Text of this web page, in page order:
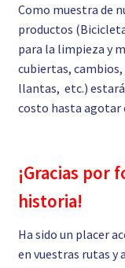
Como muestra de
productos
para la limpieza y
cubiertas,
llantas, etc.)
costo hasta agotar
¡Gracias por
historia!
Ha sido un placer
en vuestras rutas y